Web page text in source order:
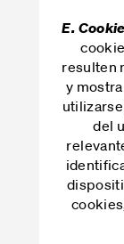
E.
resulten
y
del